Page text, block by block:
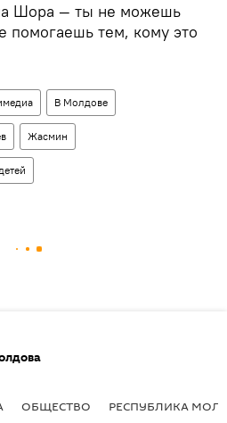
Шора — ты не можешь
помогаешь тем, кому это
В Молдове
Жасмин
ОБЩЕСТВО РЕСПУБЛИКА